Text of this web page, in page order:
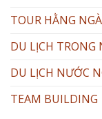
TOUR HẰNG
DU LỊCH TRONG
DU LỊCH NƯỚC
TEAM BUILDING